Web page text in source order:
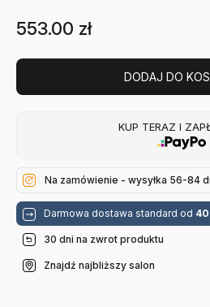
553.00 zł
DODAJ DO
KUP TERAZ I
Na zamówienie - wysyłka 56-84
Darmowa dostawa standard od
30 dni na zwrot produktu
Znajdź najbliższy salon